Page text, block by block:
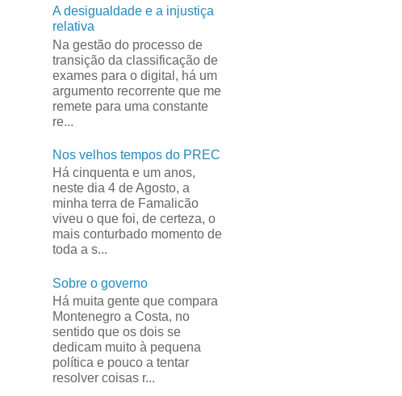
A desigualdade e a injustiça
relativa
Na gestão do processo de
transição da classificação de
exames para o digital, há um
argumento recorrente que me
remete para uma constante
re...
Nos velhos tempos do PREC
Há cinquenta e um anos,
neste dia 4 de Agosto, a
minha terra de Famalicão
viveu o que foi, de certeza, o
mais conturbado momento de
toda a s...
Sobre o governo
Há muita gente que compara
Montenegro a Costa, no
sentido que os dois se
dedicam muito à pequena
política e pouco a tentar
resolver coisas r...